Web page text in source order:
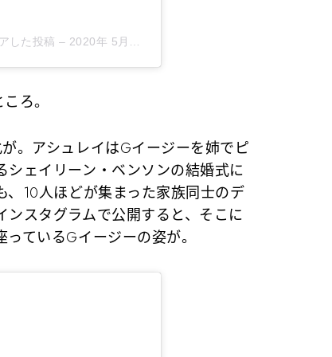
した投稿 – 2020年 5月月14日午後3時44分PDT
ろ。
。アシュレイはGイージーを姉でピ
ェイリーン・ベンソンの結婚式に
10人ほどが集まった家族同士のデ
スタグラムで公開すると、そこに
ているGイージーの姿が。